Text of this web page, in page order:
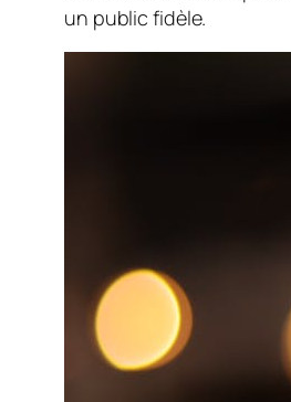
un public fidèle.